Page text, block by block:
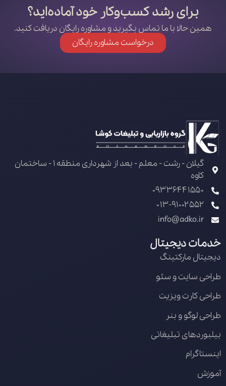
برای رشد کسب‌وکار خود آماده‌اید؟
همین حالا با ما تماس بگیرید و مشاوره رایگان دریافت کنید.
درخواست مشاوره رایگان
گیلان - رشت - معلم - بعد از شهرداری منطقه 1 - ساختمان
کاوه
09336441550
013-91002552
info@adko.ir
خدمات دیجیتال
دیجیتال مارکتینگ
طراحی سایت و سئو
طراحی کارت ویزیت
طراحی لوگو و بنر
بیلبوردهای تبلیغاتی
اینستاگرام
آموزش